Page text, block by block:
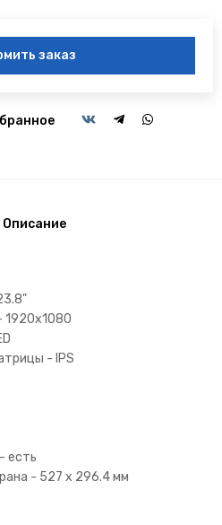
заказ
Описание
1920x1080
- IPS
есть
- 527 x 296.4 мм